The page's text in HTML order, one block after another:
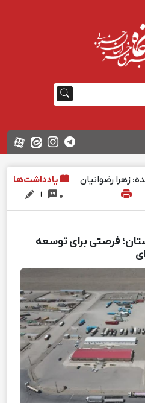
زهرا رضوانیان
یادداشت‌ها
0
فرصتی برای توسعه